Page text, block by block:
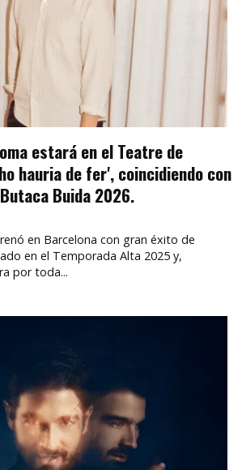
estará en el Teatre de
hauria de fer', coincidiendo con
Buida 2026.
en Barcelona con gran éxito de
en el Temporada Alta 2025 y,
por toda...